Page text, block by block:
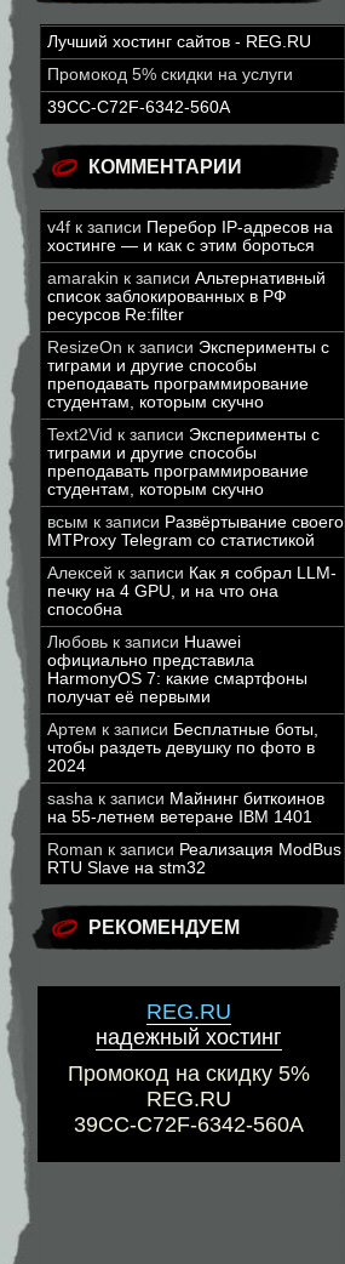
Лучший хостинг сайтов - REG.RU
Промокод 5% скидки на услуги
39CC-C72F-6342-560A
КОММЕНТАРИИ
v4f к записи Перебор IP-адресов на
хостинге — и как с этим бороться
amarakin к записи Альтернативный
список заблокированных в РФ
ресурсов Re:filter
ResizeOn к записи Эксперименты с
тиграми и другие способы
преподавать программирование
студентам, которым скучно
Text2Vid к записи Эксперименты с
тиграми и другие способы
преподавать программирование
студентам, которым скучно
всым к записи Развёртывание своего
MTProxy Telegram со статистикой
Алексей к записи Как я собрал LLM-
печку на 4 GPU, и на что она
способна
Любовь к записи Huawei
официально представила
HarmonyOS 7: какие смартфоны
получат её первыми
Артем к записи Бесплатные боты,
чтобы раздеть девушку по фото в
2024
sasha к записи Майнинг биткоинов
на 55-летнем ветеране IBM 1401
Roman к записи Реализация ModBus
RTU Slave на stm32
РЕКОМЕНДУЕМ
REG.RU
надежный хостинг
Промокод на скидку 5%
REG.RU
39CC-C72F-6342-560A